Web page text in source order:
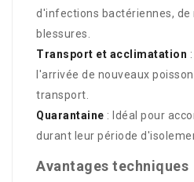
d'infections bactériennes, de
blessures.
Transport et acclimatation
l'arrivée de nouveaux
transport.
Quarantaine : Idéal pour
durant leur période
Avantages techniques